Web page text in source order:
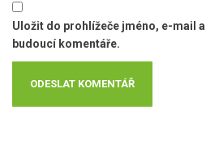
Uložit do prohlížeče jméno, e-mail
budoucí komentáře.